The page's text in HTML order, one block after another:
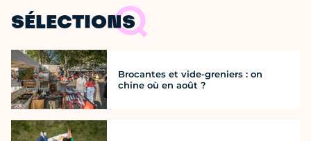
SÉLECTIONS
Brocantes et vide-greniers : on
chine où en août ?